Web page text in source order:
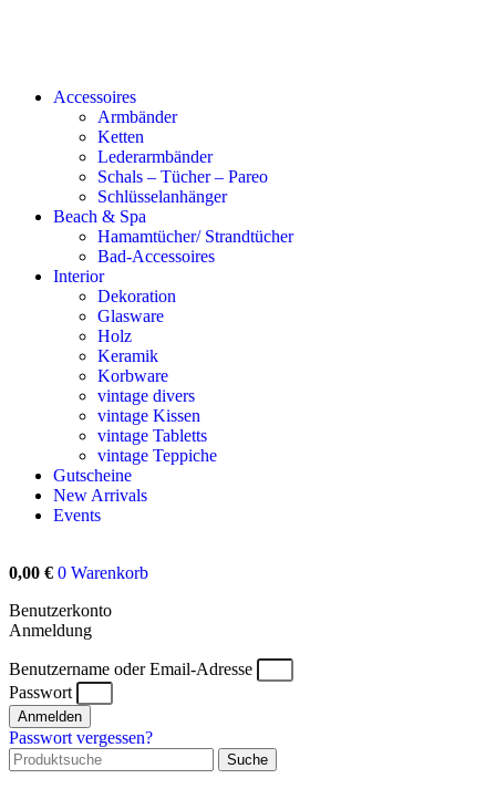
Accessoires
Armbänder
Ketten
Lederarmbänder
Schals – Tücher – Pareo
Schlüsselanhänger
Beach & Spa
Hamamtücher/ Strandtücher
Bad-Accessoires
Interior
Dekoration
Glasware
Holz
Keramik
Korbware
vintage divers
vintage Kissen
vintage Tabletts
vintage Teppiche
Gutscheine
New Arrivals
Events
0,00 € 0 Warenkorb
Benutzerkonto
Anmeldung
Benutzername oder Email-Adresse
Passwort
Anmelden
Passwort vergessen?
Suche